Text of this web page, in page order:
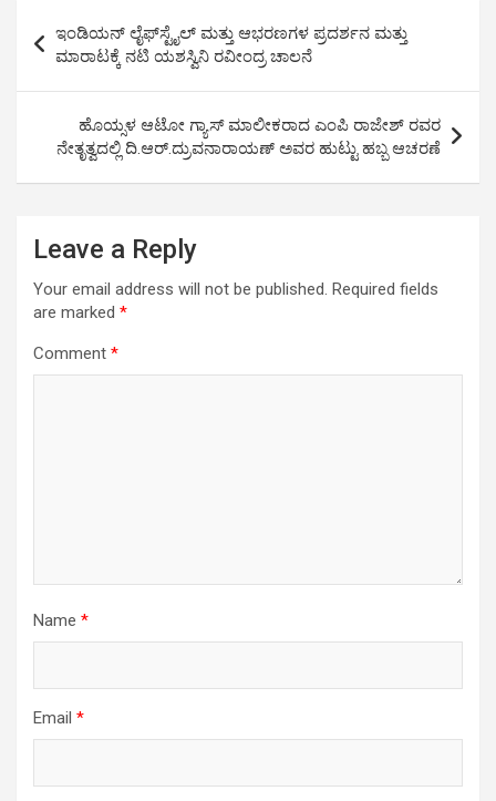
s
A
p
p
o
o
k
er
Li
n
k
e
navigation
ಇಂಡಿಯನ್ ಲೈಫ್‌ಸ್ಟೈಲ್‌ ಮತ್ತು ಆಭರಣಗಳ ಪ್ರದರ್ಶನ ಮತ್ತು
ಮಾರಾಟಕ್ಕೆ ನಟಿ ಯಶಸ್ವಿನಿ ರವೀಂದ್ರ ಚಾಲನೆ
ಹೊಯ್ಸಳ ಆಟೋ ಗ್ಯಾಸ್ ಮಾಲೀಕರಾದ ಎಂಪಿ ರಾಜೇಶ್ ರವರ
ನೇತೃತ್ವದಲ್ಲಿ ದಿ.ಆರ್.ದ್ರುವನಾರಾಯಣ್ ಅವರ ಹುಟ್ಟು ಹಬ್ಬ ಆಚರಣೆ
Leave a Reply
Your email address will not be published. Required fields
are marked *
Comment *
Name *
Email *